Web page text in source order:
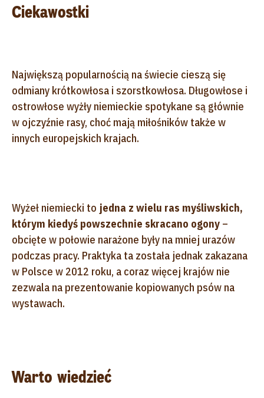
Ciekawostki
Największą popularnością na świecie cieszą się
odmiany krótkowłosa i szorstkowłosa. Długowłose i
ostrowłose wyżły niemieckie spotykane są głównie
w ojczyźnie rasy, choć mają miłośników także w
innych europejskich krajach.
Wyżeł niemiecki to jedna z wielu ras myśliwskich,
którym kiedyś powszechnie skracano ogony –
obcięte w połowie narażone były na mniej urazów
podczas pracy. Praktyka ta została jednak zakazana
w Polsce w 2012 roku, a coraz więcej krajów nie
zezwala na prezentowanie kopiowanych psów na
wystawach.
Warto wiedzieć